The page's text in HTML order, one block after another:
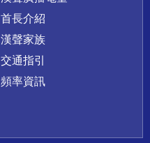
首長介紹
漢聲家族
交通指引
頻率資訊